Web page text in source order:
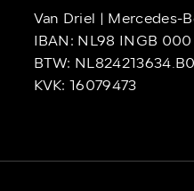
Van Driel | Mercedes-
IBAN: NL98 INGB
BTW: NL824213634.B01
KVK: 16079473